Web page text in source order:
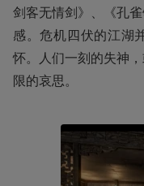
剑客无情剑》、《孔
感。危机四伏的江湖
怀。人们一刻的失神
限的哀思。